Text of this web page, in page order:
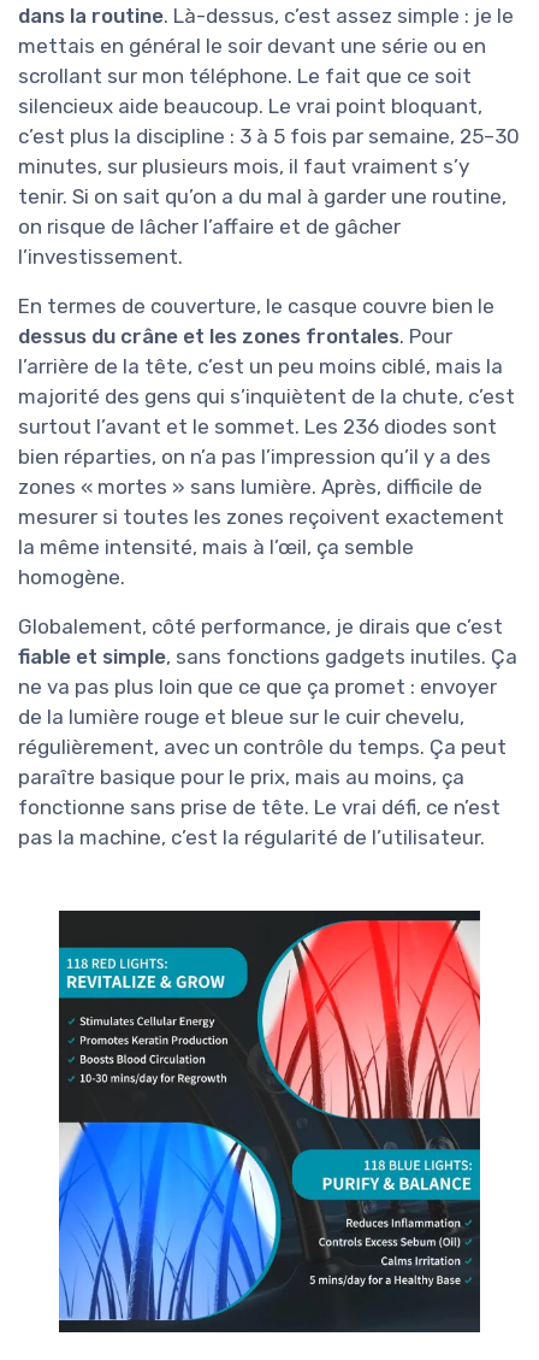
dans la routine. Là-dessus, c’est assez simple : je le
mettais en général le soir devant une série ou en
scrollant sur mon téléphone. Le fait que ce soit
silencieux aide beaucoup. Le vrai point bloquant,
c’est plus la discipline : 3 à 5 fois par semaine, 25–30
minutes, sur plusieurs mois, il faut vraiment s’y
tenir. Si on sait qu’on a du mal à garder une routine,
on risque de lâcher l’affaire et de gâcher
l’investissement.
En termes de couverture, le casque couvre bien le
dessus du crâne et les zones frontales. Pour
l’arrière de la tête, c’est un peu moins ciblé, mais la
majorité des gens qui s’inquiètent de la chute, c’est
surtout l’avant et le sommet. Les 236 diodes sont
bien réparties, on n’a pas l’impression qu’il y a des
zones « mortes » sans lumière. Après, difficile de
mesurer si toutes les zones reçoivent exactement
la même intensité, mais à l’œil, ça semble
homogène.
Globalement, côté performance, je dirais que c’est
fiable et simple, sans fonctions gadgets inutiles. Ça
ne va pas plus loin que ce que ça promet : envoyer
de la lumière rouge et bleue sur le cuir chevelu,
régulièrement, avec un contrôle du temps. Ça peut
paraître basique pour le prix, mais au moins, ça
fonctionne sans prise de tête. Le vrai défi, ce n’est
pas la machine, c’est la régularité de l’utilisateur.